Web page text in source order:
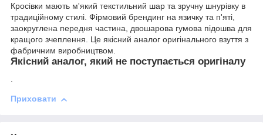
Кросівки мають м'який текстильний шар та зручну шнурівку в
традиційному стилі. Фірмовий брендинг на язичку та п'яті,
заокруглена передня частина, двошарова гумова підошва для
кращого зчеплення. Це якісний аналог оригінального взуття з
фабричним виробництвом.
Якісний аналог, який не поступається оригіналу
.
Приховати